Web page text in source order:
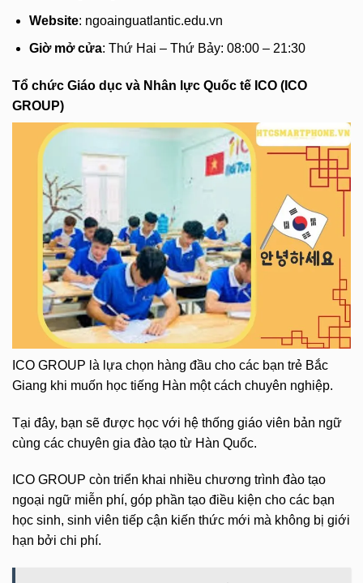
Website: ngoainguatlantic.edu.vn
Giờ mở cửa: Thứ Hai – Thứ Bảy: 08:00 – 21:30
Tổ chức Giáo dục và Nhân lực Quốc tế ICO (ICO
GROUP)
ICO GROUP là lựa chọn hàng đầu cho các bạn trẻ Bắc
Giang khi muốn học tiếng Hàn một cách chuyên nghiệp.
Tại đây, bạn sẽ được học với hệ thống giáo viên bản ngữ
cùng các chuyên gia đào tạo từ Hàn Quốc.
ICO GROUP còn triển khai nhiều chương trình đào tạo
ngoại ngữ miễn phí, góp phần tạo điều kiện cho các bạn
học sinh, sinh viên tiếp cận kiến thức mới mà không bị giới
hạn bởi chi phí.